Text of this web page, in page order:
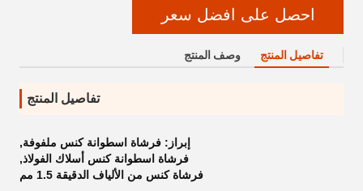
احصل على افضل سعر
تفاصيل المنتج وصف المنتج
تفاصيل المنتج
إبراز: فرشاة اسطوانة كنس ملفوفة,
فرشاة اسطوانة كنس أسلاك الفولاذ,
فرشاة كنس من الألياف الدقيقة 1.5 مم